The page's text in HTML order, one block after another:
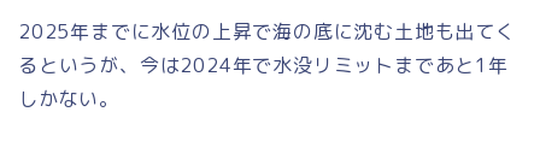
2025年までに水位の上昇で海の底に沈む土地も出てく
るというが、今は2024年で水没リミットまであと1年
しかない。